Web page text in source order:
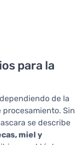
para la
de la
Sin
se describe
miel y